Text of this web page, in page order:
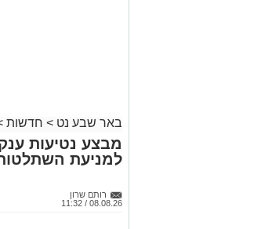
באר שבע נט > חדשות
למניעת
רותם שרון
08.08.26 / 11:32